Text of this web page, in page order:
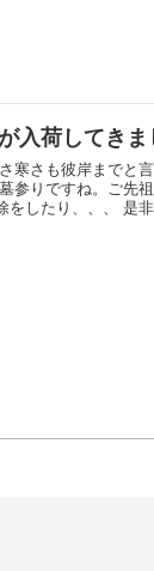
入荷してきま
寒さも彼岸までと
参りですね。ご先
事のご報告をし